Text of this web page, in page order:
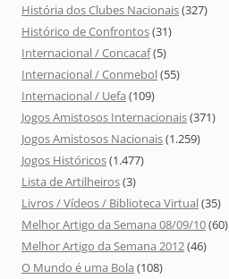
História dos Clubes Nacionais(327)
Histórico de Confrontos(31)
Internacional / Concacaf(5)
Internacional / Conmebol(55)
Internacional / Uefa (109)
Jogos Amistosos Internacionais(371)
Jogos Amistosos Nacionais(1.259)
Jogos Históricos(1.477)
Lista de Artilheiros(3)
Livros / Vídeos / Biblioteca Virtual(35)
Melhor Artigo da Semana 08/09/10(60)
Melhor Artigo da Semana 2012(46)
O Mundo é uma Bola (108)